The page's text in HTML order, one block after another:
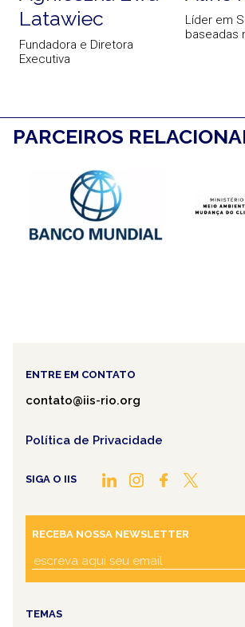
Latawiec
Fundadora e Diretora
Executiva
Líder em
baseadas
PARCEIROS
ENTRE EM CONTATO
contato@iis-rio.org
Política de Privacidade
SIGA O IIS
RECEBA NOSSA NEWSLETTER
TEMAS